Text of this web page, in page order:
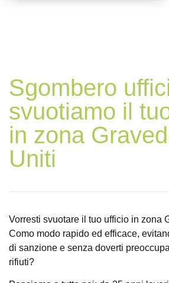
Sgombero
svuotiamo il
in zona
Uniti
Vorresti svuotare il tuo ufficio in zona
Como modo rapido ed efficace,
di sanzione e senza doverti
rifiuti?